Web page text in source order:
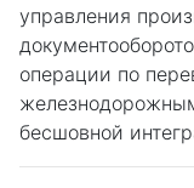
управления
операции по
бесшовной